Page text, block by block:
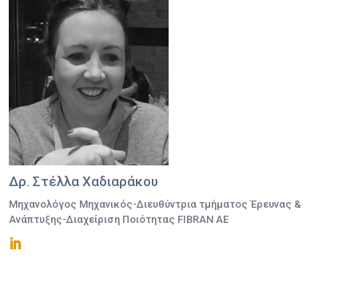
Δρ. Στέλλα Χαδιαράκου
Μηχανολόγος Μηχανικός-Διευθύντρια τμήματος Έρευνας &
Ανάπτυξης-Διαχείριση Ποιότητας FIBRAN AE